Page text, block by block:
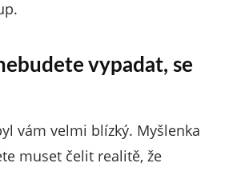
vypadat, se
vám velmi blízký. Myšlenka
muset čelit realitě, že